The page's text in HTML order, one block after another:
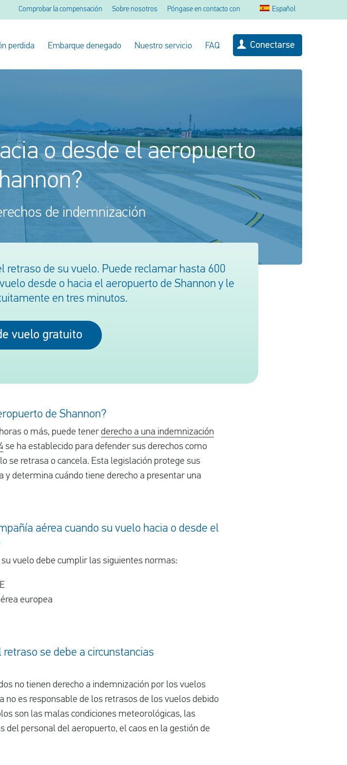
Comprobar la compensación Sobre nosotros Póngase en contacto con Español
perdida Embarque denegado Nuestro servicio FAQ Conectarse
o desde el aeropuerto
de indemnización
retraso de su vuelo. Puede reclamar hasta 600
desde o hacia el aeropuerto de Shannon y le
en tres minutos.
vuelo gratuito
de Shannon?
o más, puede tenerderecho a una indemnización
se ha establecido para defender sus derechos como
se retrasa o cancela. Esta legislación protege sus
determina cuándo tiene derecho a presentar una
aérea cuando su vuelo hacia o desde el
vuelo debe cumplir las siguientes normas:
europea
se debe a circunstancias
no tienen derecho a indemnización por los vuelos
no es responsable de los retrasos de los vuelos debido
son las malas condiciones meteorológicas, las
del personal del aeropuerto, el caos en la gestión de